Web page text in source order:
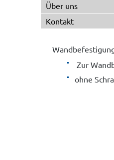
Über uns
Kontakt
Zur
ohne